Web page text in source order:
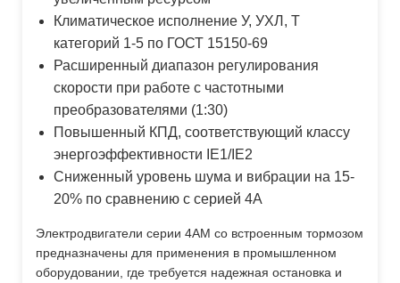
Климатическое исполнение У, УХЛ, Т
категорий 1-5 по ГОСТ 15150-69
Расширенный диапазон регулирования
скорости при работе с частотными
преобразователями (1:30)
Повышенный КПД, соответствующий классу
энергоэффективности IE1/IE2
Сниженный уровень шума и вибрации на 15-
20% по сравнению с серией 4А
Электродвигатели серии 4АМ со встроенным тормозом
предназначены для применения в промышленном
оборудовании, где требуется надежная остановка и